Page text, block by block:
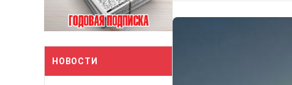
НОВОСТИ